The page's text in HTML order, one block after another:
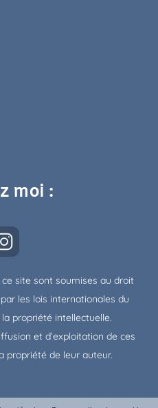
moi :
site sont soumises au droit
les lois internationales du
propriété intellectuelle.
et d’exploitation de ces
propriété de leur auteur.